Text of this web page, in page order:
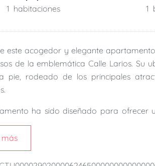
1 habitaciones 1
este acogedor y elegante
de la emblemática Calle Larios. Su
pie, rodeado de los principales
ha sido diseñado para ofrecer
Es el lugar perfecto tanto
todo lo necesario para una
más